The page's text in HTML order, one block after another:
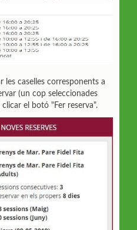
les caselles corresponents a
(un cop seleccionades
el botó "Fer reserva".